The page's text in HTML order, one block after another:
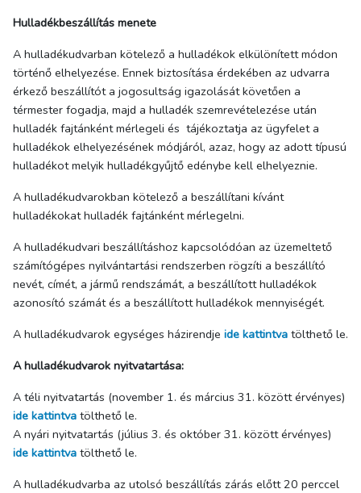
Hulladékbeszállítás menete
A hulladékudvarban kötelező a hulladékok elkülönített módon
történő elhelyezése. Ennek biztosítása érdekében az udvarra
érkező beszállítót a jogosultság igazolását követően a
térmester fogadja, majd a hulladék szemrevételezése után
hulladék fajtánként mérlegeli és tájékoztatja az ügyfelet a
hulladékok elhelyezésének módjáról, azaz, hogy az adott típusú
hulladékot melyik hulladékgyűjtő edénybe kell elhelyeznie.
A hulladékudvarokban kötelező a beszállítani kívánt
hulladékokat hulladék fajtánként mérlegelni.
A hulladékudvari beszállításhoz kapcsolódóan az üzemeltető
számítógépes nyilvántartási rendszerben rögzíti a beszállító
nevét, címét, a jármű rendszámát, a beszállított hulladékok
azonosító számát és a beszállított hulladékok mennyiségét.
A hulladékudvarok egységes házirendje ide kattintva tölthető le.
A hulladékudvarok nyitvatartása:
A téli nyitvatartás (november 1. és március 31. között érvényes)
ide kattintva tölthető le.
A nyári nyitvatartás (július 3. és október 31. között érvényes)
ide kattintva tölthető le.
A hulladékudvarba az utolsó beszállítás zárás előtt 20 perccel